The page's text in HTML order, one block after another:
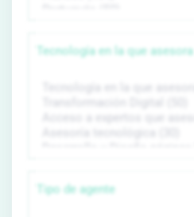
Tecnología en la que asesora
Tipo de agente